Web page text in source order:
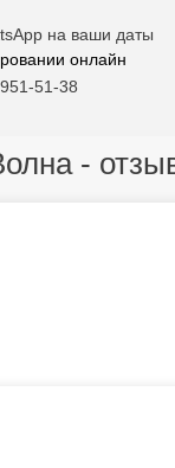
на ваши даты
онлайн
51-38
-